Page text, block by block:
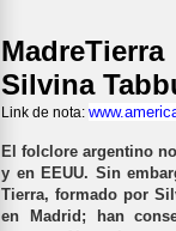
MadreTierra
Silvina
Link de nota:
El folclore argentino
y en EEUU. Sin
Tierra, formado por
en Madrid; han